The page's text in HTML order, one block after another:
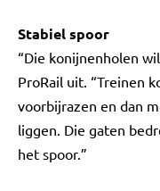
Stabiel spoor
“Die konijnenholen
ProRail uit. “Treinen
voorbijrazen en dan
liggen. Die gaten
het spoor.”